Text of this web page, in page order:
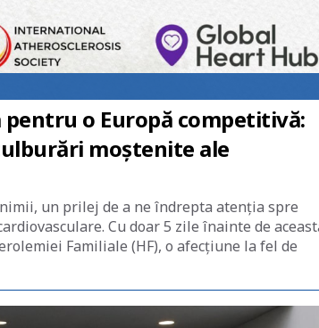
o Europă competitivă:
moștenite ale
un prilej de a ne îndrepta atenția spre
Cu doar 5 zile înainte de
Familiale (HF), o afecțiune la fel de